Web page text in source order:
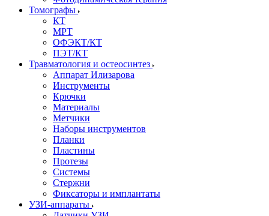
Томографы
КТ
МРТ
ОФЭКТ/КТ
ПЭТ/КТ
Травматология и остеосинтез
Аппарат Илизарова
Инструменты
Крючки
Материалы
Метчики
Наборы инструментов
Планки
Пластины
Протезы
Системы
Стержни
Фиксаторы и имплантаты
УЗИ-аппараты